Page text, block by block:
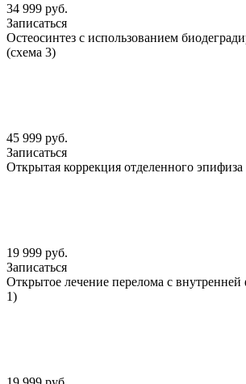
34 999 руб.
Записаться
Остеосинтез с использованием
(схема 3)
45 999 руб.
Записаться
Открытая коррекция отделенного эпифиза
19 999 руб.
Записаться
Открытое лечение перелома с внутренней
1)